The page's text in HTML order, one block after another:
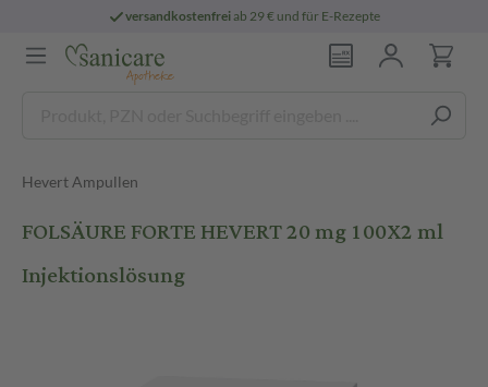
versandkostenfreiab 29 € und für E-Rezepte
Hevert Ampullen
FOLSÄURE FORTE HEVERT 20 mg 100X2 ml
Injektionslösung